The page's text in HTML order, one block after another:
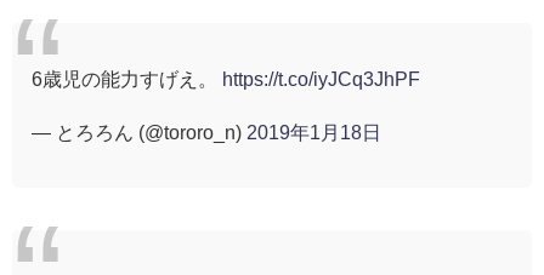
6歳児の能力すげえ。 https://t.co/iyJCq3JhPF
— とろろん (@tororo_n) 2019年1月18日